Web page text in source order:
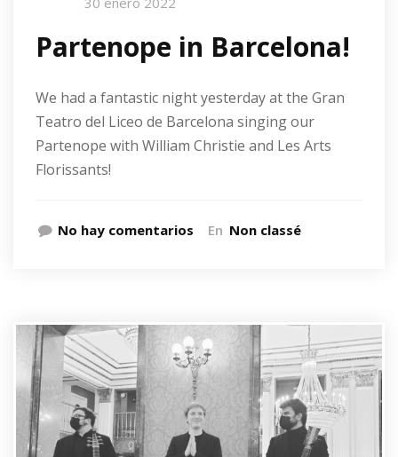
Partenope in Barcelona!
We had a fantastic night yesterday at the Gran
Teatro del Liceo de Barcelona singing our
Partenope with William Christie and Les Arts
Florissants!
No hay comentarios En Non classé